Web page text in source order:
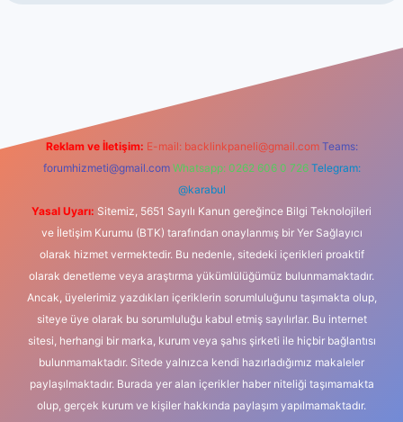
Reklam ve İletişim: E-mail: backlinkpaneli@gmail.com Teams:
forumhizmeti@gmail.com Whatsapp: 0262 606 0 726 Telegram:
@karabul
Yasal Uyarı: Sitemiz, 5651 Sayılı Kanun gereğince Bilgi Teknolojileri
ve İletişim Kurumu (BTK) tarafından onaylanmış bir Yer Sağlayıcı
olarak hizmet vermektedir. Bu nedenle, sitedeki içerikleri proaktif
olarak denetleme veya araştırma yükümlülüğümüz bulunmamaktadır.
Ancak, üyelerimiz yazdıkları içeriklerin sorumluluğunu taşımakta olup,
siteye üye olarak bu sorumluluğu kabul etmiş sayılırlar. Bu internet
sitesi, herhangi bir marka, kurum veya şahıs şirketi ile hiçbir bağlantısı
bulunmamaktadır. Sitede yalnızca kendi hazırladığımız makaleler
paylaşılmaktadır. Burada yer alan içerikler haber niteliği taşımamakta
olup, gerçek kurum ve kişiler hakkında paylaşım yapılmamaktadır.